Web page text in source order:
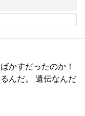
かすだったのか！
んだ。 遺伝なんだ